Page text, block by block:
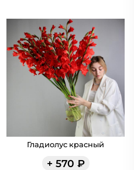
Гладиолус красный
+ 570 ₽